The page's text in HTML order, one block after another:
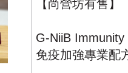
【尚營坊有售】
G-NiiB
免疫加強專業配